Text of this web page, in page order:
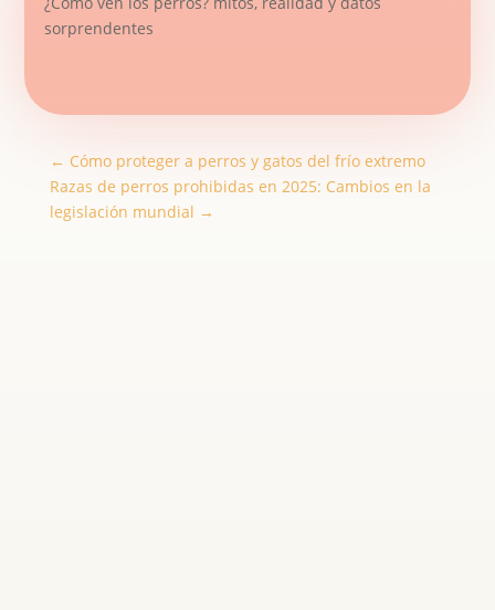
sorprendentes
← Cómo proteger a perros y gatos del frío extremo
Razas de perros prohibidas en 2025: Cambios en la
legislación mundial →